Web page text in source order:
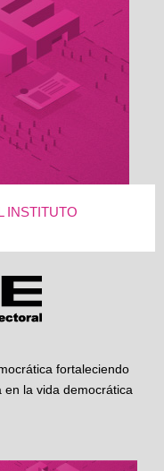
INSTITUTO
fortaleciendo
en la vida democrática